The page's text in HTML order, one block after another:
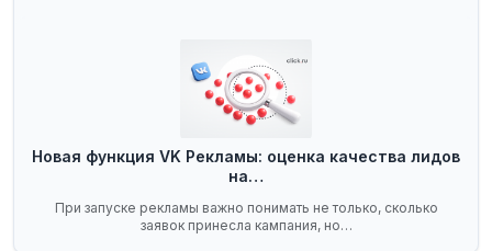
Новая функция VK Рекламы: оценка качества лидов
на…
При запуске рекламы важно понимать не только, сколько
заявок принесла кампания, но…